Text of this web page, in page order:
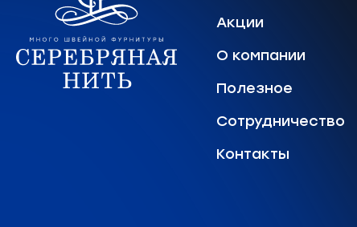
Акции
О компании
Полезное
Сотрудничество
Контакты